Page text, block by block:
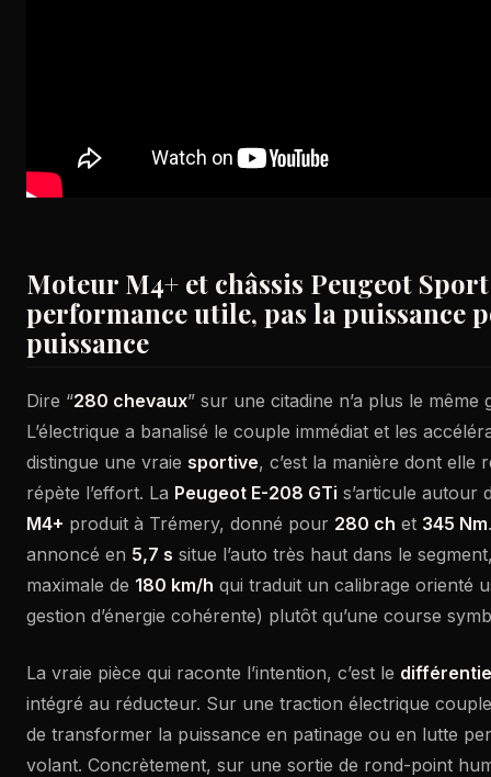
Moteur M4+ et châssis Peugeot
performance utile, pas la puissance
puissance
Dire “280 chevaux” sur une citadine n’a plus le même
L’électrique a banalisé le couple immédiat et les
distingue une vraie sportive, c’est la manière dont elle
répète l’effort. La Peugeot E-208 GTi s’articule autour
M4+ produit à Trémery, donné pour 280 ch et 345 Nm
annoncé en 5,7 s situe l’auto très haut dans le
maximale de 180 km/h qui traduit un calibrage orienté
gestion d’énergie cohérente) plutôt qu’une course
La vraie pièce qui raconte l’intention, c’est le
intégré au réducteur. Sur une traction électrique
de transformer la puissance en patinage ou en lutte
volant. Concrètement, sur une sortie de rond-point